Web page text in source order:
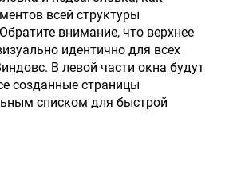
всей структуры
внимание, что верхнее
идентично для всех
В левой части окна будут
созданные страницы
списком для быстрой